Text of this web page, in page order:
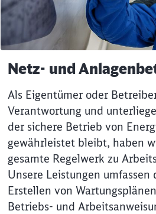
Netz- und
Als Eigentümer oder
Verantwortung und
der sichere Betrieb von
gewährleistet bleibt, haben
gesamte Regelwerk zu
Unsere Leistungen
Erstellen von
Betriebs- und